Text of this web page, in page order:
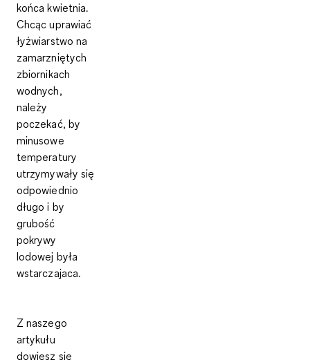
końca kwietnia.
Chcąc uprawiać
łyżwiarstwo na
zamarzniętych
zbiornikach
wodnych,
należy
poczekać, by
minusowe
temperatury
utrzymywały się
odpowiednio
długo i by
grubość
pokrywy
lodowej była
wstarczajaca.
Z naszego
artykułu
dowiesz się